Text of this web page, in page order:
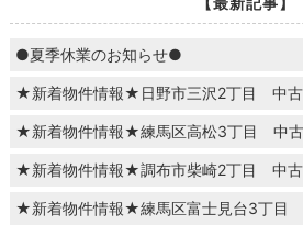
●夏季休業のお知らせ●
★新着物件情報★日野市三沢2丁目 中古
★新着物件情報★練馬区高松3丁目 中古
★新着物件情報★調布市柴崎2丁目 中古
★新着物件情報★練馬区富士見台3丁目